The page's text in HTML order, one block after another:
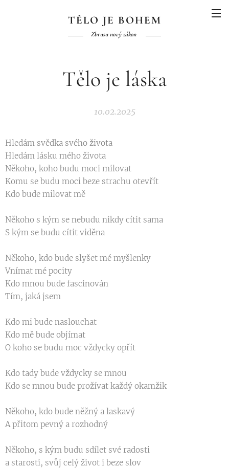
TĚLO JE BOHEM
Zbrusu nový zákon
Tělo je láska
10.02.2025
Hledám svědka svého života
Hledám lásku mého života
Někoho, koho budu moci milovat
Komu se budu moci beze strachu otevřít
Kdo bude milovat mě
Někoho s kým se nebudu nikdy cítit sama
S kým se budu cítit viděna
Někoho, kdo bude slyšet mé myšlenky
Vnímat mé pocity
Kdo mnou bude fascinován
Tím, jaká jsem
Kdo mi bude naslouchat
Kdo mě bude objímat
O koho se budu moc vždycky opřít
Kdo tady bude vždycky se mnou
Kdo se mnou bude prožívat každý okamžik
Někoho, kdo bude něžný a laskavý
A přitom pevný a rozhodný
Někoho, s kým budu sdílet své radosti
a starosti, svůj celý život i beze slov